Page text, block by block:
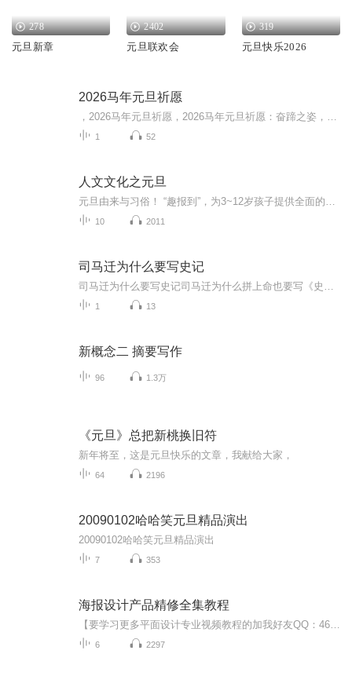
278
元旦新章
2402
元旦联欢会
319
元旦快乐2026
2026马年元旦祈愿
1 52
人文文化之元旦
10 2011
司马迁为什么要写史记
1 13
新概念二 摘要写作
96 1.3万
《元旦》总把新桃换旧符
新年将至，这是元旦快乐的文章，我献给大家，
64 2196
20090102哈哈笑元旦精品演出
20090102哈哈笑元旦精品演出
7 353
海报设计产品精修全集教程
6 2297